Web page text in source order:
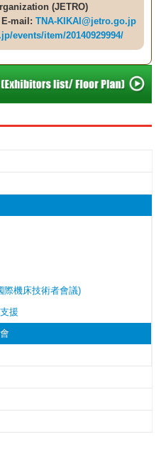
(JETRO)
E-mail: TNA-KIKAI@jetro.go.jp
events/item/20140929994/
際機床技術者會議)
援